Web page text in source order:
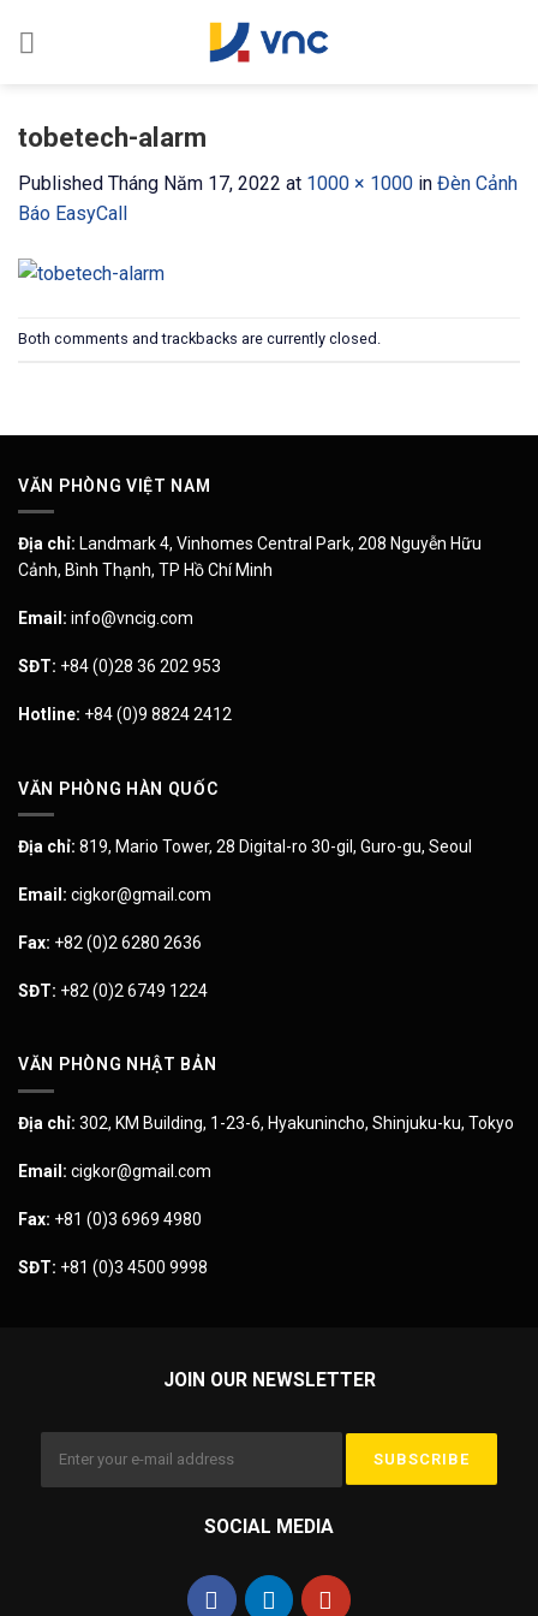
tobetech-alarm
Published Tháng Năm 17, 2022 at 1000 × 1000 in Đèn Cảnh
Báo EasyCall
Both comments and trackbacks are currently closed.
VĂN PHÒNG VIỆT NAM
Địa chỉ: Landmark 4, Vinhomes Central Park, 208 Nguyễn Hữu
Cảnh, Bình Thạnh, TP Hồ Chí Minh
Email: info@vncig.com
SĐT: +84 (0)28 36 202 953
Hotline: +84 (0)9 8824 2412
VĂN PHÒNG HÀN QUỐC
Địa chỉ: 819, Mario Tower, 28 Digital-ro 30-gil, Guro-gu, Seoul
Email: cigkor@gmail.com
Fax: +82 (0)2 6280 2636
SĐT: +82 (0)2 6749 1224
VĂN PHÒNG NHẬT BẢN
Địa chỉ: 302, KM Building, 1-23-6, Hyakunincho, Shinjuku-ku, Tokyo
Email: cigkor@gmail.com
Fax: +81 (0)3 6969 4980
SĐT: +81 (0)3 4500 9998
JOIN OUR NEWSLETTER
SOCIAL MEDIA